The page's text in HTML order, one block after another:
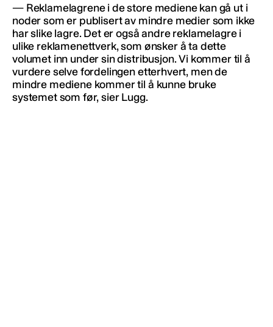
— Reklamelagrene i de store mediene kan gå ut i
noder som er publisert av mindre medier som ikke
har slike lagre. Det er også andre reklamelagre i
ulike reklamenettverk, som ønsker å ta dette
volumet inn under sin distribusjon. Vi kommer til å
vurdere selve fordelingen etterhvert, men de
mindre mediene kommer til å kunne bruke
systemet som før, sier Lugg.